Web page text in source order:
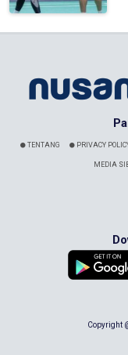
TENTANG PRIVACY
MEDIA
Copyright